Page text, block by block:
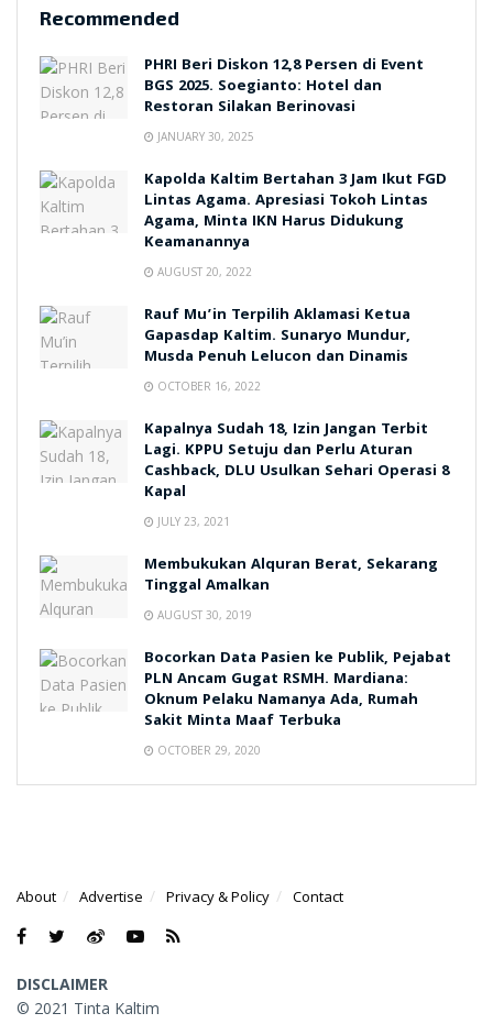
Recommended
PHRI Beri Diskon 12,8 Persen di Event
BGS 2025. Soegianto: Hotel dan
Restoran Silakan Berinovasi
JANUARY 30, 2025
Kapolda Kaltim Bertahan 3 Jam Ikut FGD
Lintas Agama. Apresiasi Tokoh Lintas
Agama, Minta IKN Harus Didukung
Keamanannya
AUGUST 20, 2022
Rauf Mu’in Terpilih Aklamasi Ketua
Gapasdap Kaltim. Sunaryo Mundur,
Musda Penuh Lelucon dan Dinamis
OCTOBER 16, 2022
Kapalnya Sudah 18, Izin Jangan Terbit
Lagi. KPPU Setuju dan Perlu Aturan
Cashback, DLU Usulkan Sehari Operasi 8
Kapal
JULY 23, 2021
Membukukan Alquran Berat, Sekarang
Tinggal Amalkan
AUGUST 30, 2019
Bocorkan Data Pasien ke Publik, Pejabat
PLN Ancam Gugat RSMH. Mardiana:
Oknum Pelaku Namanya Ada, Rumah
Sakit Minta Maaf Terbuka
OCTOBER 29, 2020
About Advertise Privacy & Policy Contact
DISCLAIMER
© 2021 Tinta Kaltim